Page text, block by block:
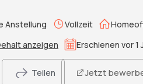
Anstellung Vollzeit
anzeigen Erschienen vor 1
Teilen Jetzt